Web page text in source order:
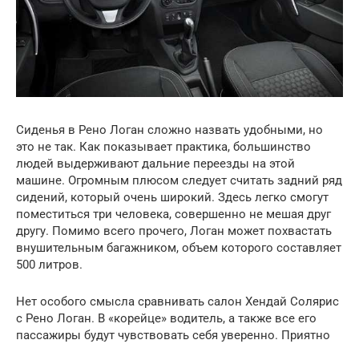
Сиденья в Рено Логан сложно назвать удобными, но
это не так. Как показывает практика, большинство
людей выдерживают дальние переезды на этой
машине. Огромным плюсом следует считать задний ряд
сидений, который очень широкий. Здесь легко смогут
поместиться три человека, совершенно не мешая друг
другу. Помимо всего прочего, Логан может похвастать
внушительным багажником, объем которого составляет
500 литров.
Нет особого смысла сравнивать салон Хендай Солярис
с Рено Логан. В «корейце» водитель, а также все его
пассажиры будут чувствовать себя уверенно. Приятно